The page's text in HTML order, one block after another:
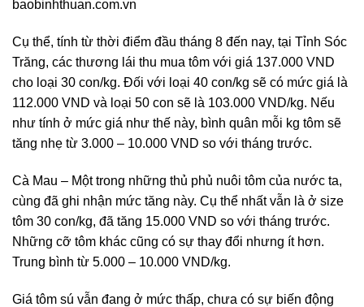
baobinhthuan.com.vn
Cụ thể, tính từ thời điểm đầu tháng 8 đến nay, tại Tỉnh Sóc
Trăng, các thương lái thu mua tôm với giá 137.000 VND
cho loại 30 con/kg. Đối với loại 40 con/kg sẽ có mức giá là
112.000 VND và loại 50 con sẽ là 103.000 VND/kg. Nếu
như tính ở mức giá như thế này, bình quân mỗi kg tôm sẽ
tăng nhẹ từ 3.000 – 10.000 VND so với tháng trước.
Cà Mau – Một trong những thủ phủ nuôi tôm của nước ta,
cùng đã ghi nhận mức tăng này. Cụ thể nhất vẫn là ở size
tôm 30 con/kg, đã tăng 15.000 VND so với tháng trước.
Những cỡ tôm khác cũng có sự thay đổi nhưng ít hơn.
Trung bình từ 5.000 – 10.000 VND/kg.
Giá tôm sú vẫn đang ở mức thấp, chưa có sự biến động